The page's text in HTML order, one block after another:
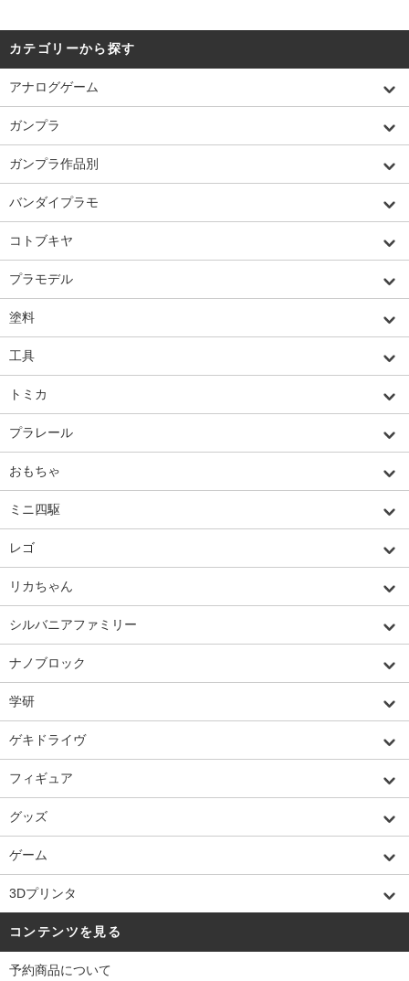
カテゴリーから探す
アナログゲーム
ガンプラ
ガンプラ作品別
バンダイプラモ
コトブキヤ
プラモデル
塗料
工具
トミカ
プラレール
おもちゃ
ミニ四駆
レゴ
リカちゃん
シルバニアファミリー
ナノブロック
学研
ゲキドライヴ
フィギュア
グッズ
ゲーム
3Dプリンタ
コンテンツを見る
予約商品について